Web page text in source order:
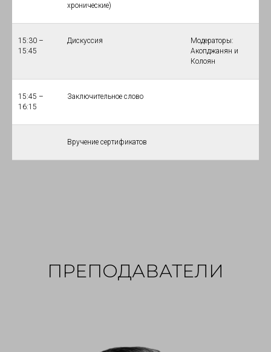
хронические)
15:30 –
15:45
Дискуссия
Модераторы:
Акопджанян и
Колоян
15:45 –
16:15
Заключительное слово
Вручение сертификатов
ПРЕПОДАВАТЕЛИ